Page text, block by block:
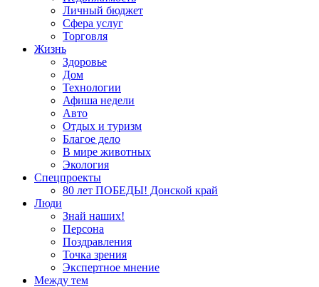
Личный бюджет
Сфера услуг
Торговля
Жизнь
Здоровье
Дом
Технологии
Афиша недели
Авто
Отдых и туризм
Благое дело
В мире животных
Экология
Спецпроекты
80 лет ПОБЕДЫ! Донской край
Люди
Знай наших!
Персона
Поздравления
Точка зрения
Экспертное мнение
Между тем